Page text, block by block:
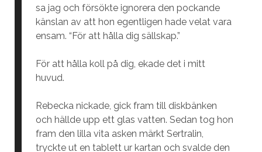
sa jag och försökte ignorera den pockande
känslan av att hon egentligen hade velat vara
ensam. “För att hålla dig sällskap.”
För att hålla koll på dig, ekade det i mitt
huvud.
Rebecka nickade, gick fram till diskbänken
och hällde upp ett glas vatten. Sedan tog hon
fram den lilla vita asken märkt Sertralin,
tryckte ut en tablett ur kartan och svalde den